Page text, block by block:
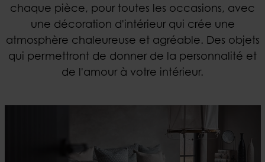
chaque pièce, pour toutes les occasions, avec
une décoration d'intérieur qui crée une
atmosphère chaleureuse et agréable. Des objets
qui permettront de donner de la personnalité et
de l'amour à votre intérieur.